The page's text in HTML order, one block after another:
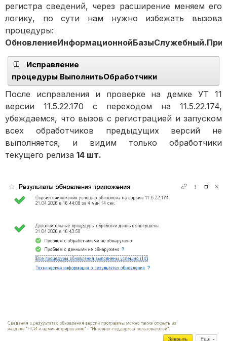
регистра сведений, через расширение меняем его
логику, по сути нам нужно избежать вызова
процедуры:
Исправление
процедуры ВыполнитьОбработчики
После исправления и проверке на демке УТ 11
версии 11.5.22.170 с переходом на 11.5.22.174,
убеждаемся, что вызов с регистрацией и запуском
всех обработчиков предыдущих версий не
выполняется, и видим только обработчики
текущего релиза 14 шт.